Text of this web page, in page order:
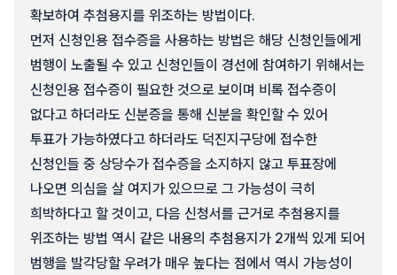
확보하여 추첨용지를 위조하는 방법이다.
먼저 신청인용 접수증을 사용하는 방법은 해당 신청인들에게
범행이 노출될 수 있고 신청인들이 경선에 참여하기 위해서는
신청인용 접수증이 필요한 것으로 보이며 비록 접수증이
없다고 하더라도 신분증을 통해 신분을 확인할 수 있어
투표가 가능하였다고 하더라도 덕진지구당에 접수한
신청인들 중 상당수가 접수증을 소지하지 않고 투표장에
나오면 의심을 살 여지가 있으므로 그 가능성이 극히
희박하다고 할 것이고, 다음 신청서를 근거로 추첨용지를
위조하는 방법 역시 같은 내용의 추첨용지가 2개씩 있게 되어
범행을 발각당할 우려가 매우 높다는 점에서 역시 가능성이